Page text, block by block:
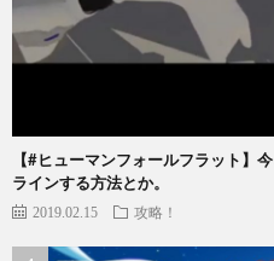
【#ヒューマンフォールフラット】
ラインする方法とか。
2019.02.15 攻略！